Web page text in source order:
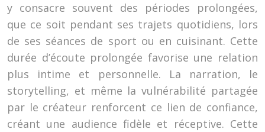
y consacre souvent des périodes prolongées,
que ce soit pendant ses trajets quotidiens, lors
de ses séances de sport ou en cuisinant. Cette
durée d’écoute prolongée favorise une relation
plus intime et personnelle. La narration, le
storytelling, et même la vulnérabilité partagée
par le créateur renforcent ce lien de confiance,
créant une audience fidèle et réceptive. Cette